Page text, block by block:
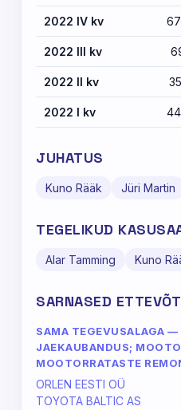
2022 IV kv
2022 III kv
2022 II kv
2022 I kv
JUHATUS
Kuno Rääk Jüri Martin
TEGELIKUD
Alar Tamming Kuno
SARNASED
SAMA TEGEVUSALAGA
JAEKAUBANDUS;
MOOTORRATASTE
ORLEN EESTI OÜ
TOYOTA BALTIC AS